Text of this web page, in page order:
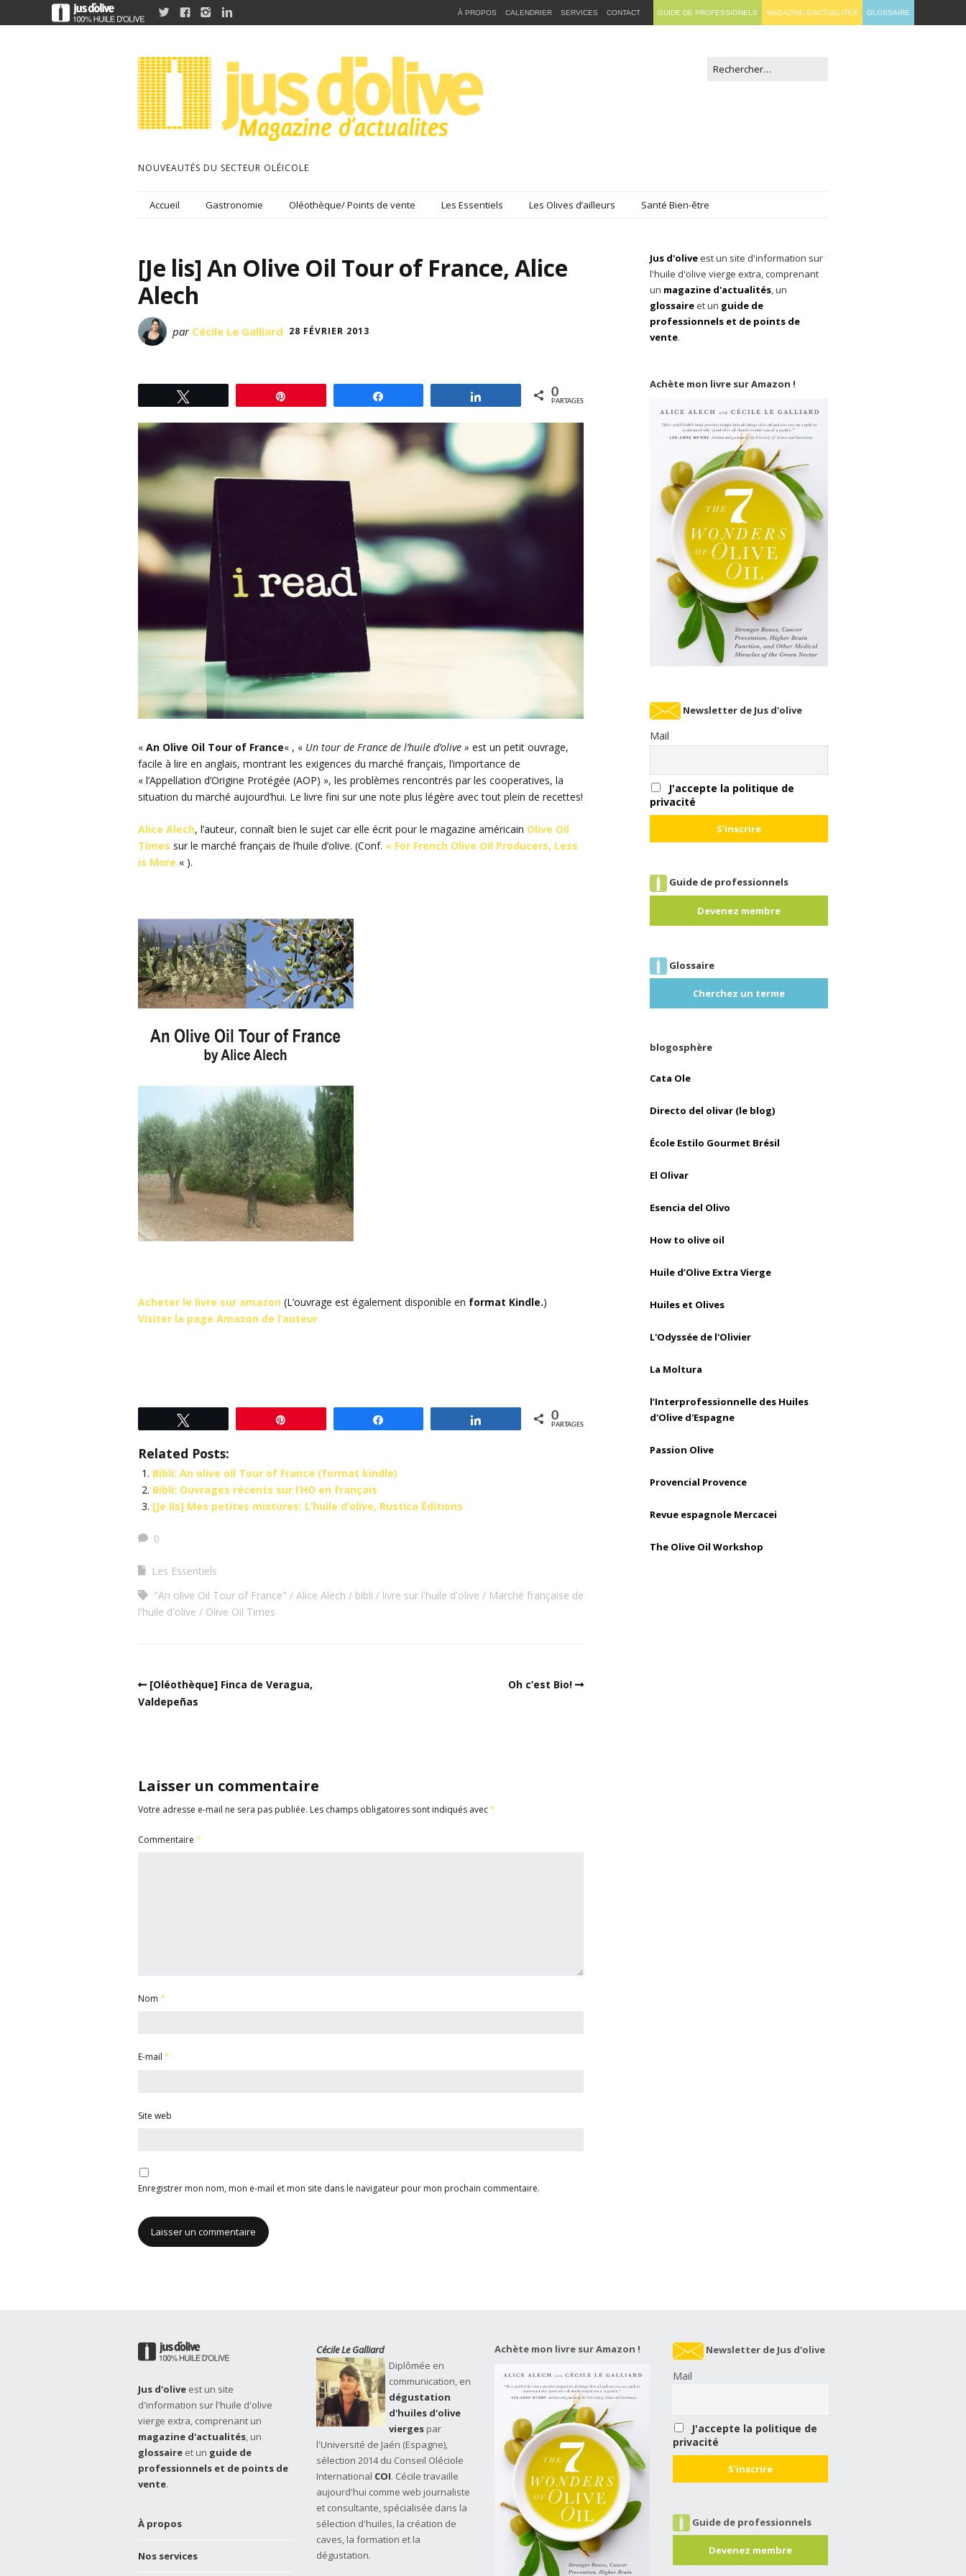
NOUVEAUTÉS DU SECTEUR OLÉICOLE
Accueil Gastronomie Oléothèque/ Points de vente Les Essentiels Les Olives d’ailleurs Santé Bien-être
[Je lis] An Olive Oil Tour of France, Alice
Alech
par Cécile Le Galliard 28 FÉVRIER 2013
0
PARTAGES
« An Olive Oil Tour of France« , « Un tour de France de l’huile d’olive » est un petit ouvrage,
facile à lire en anglais, montrant les exigences du marché français, l’importance de
« l’Appellation d’Origine Protégée (AOP) », les problèmes rencontrés par les cooperatives, la
situation du marché aujourd’hui. Le livre fini sur une note plus légère avec tout plein de recettes!
Alice Alech, l’auteur, connaît bien le sujet car elle écrit pour le magazine américain Olive Oil
Times sur le marché français de l’huile d’olive. (Conf. « For French Olive Oil Producers, Less
is More.« ).
Acheter le livre sur amazon (L’ouvrage est également disponible en format Kindle.)
Visiter la page Amazon de l’auteur
0
PARTAGES
Related Posts:
Bibli: An olive oil Tour of France (format kindle)
Bibli: Ouvrages récents sur l’HO en français
[Je lis] Mes petites mixtures: L’huile d’olive, Rustica Éditions
0
Les Essentiels
"An olive Oil Tour of France"
Alice Alech bibli livre sur l'huile d'olive
Marché française de
l'huile d'olive
Olive Oil Times
[Oléothèque] Finca de Veragua,
Valdepeñas
Oh c’est Bio!
Laisser un commentaire
Votre adresse e-mail ne sera pas publiée. Les champs obligatoires sont indiqués avec*
Commentaire *
Nom *
E-mail *
Site web
Enregistrer mon nom, mon e-mail et mon site dans le navigateur pour mon prochain commentaire.
Jus d'oliveest un site d'information sur
l'huile d'olive vierge extra, comprenant
un magazine d'actualités, un
glossaireet un guide de
professionnels et de points de
vente.
Achète mon livre sur Amazon !
Newsletter de Jus d'olive
Mail
J'accepte la politique de
privacité
Guide de professionnels
Devenez membre
Glossaire
Cherchez un terme
blogosphère
Cata Ole
Directo del olivar (le blog)
École Estilo Gourmet Brésil
El Olivar
Esencia del Olivo
How to olive oil
Huile d’Olive Extra Vierge
Huiles et Olives
L'Odyssée de l'Olivier
La Moltura
l’Interprofessionnelle des Huiles
d'Olive d'Espagne
Passion Olive
Provencial Provence
Revue espagnole Mercacei
The Olive Oil Workshop
Jus d'olive est un site
d'information sur l'huile d'olive
vierge extra, comprenant un
magazine d'actualités, un
glossaire et un guide de
professionnels et de points de
vente.
À propos
Nos services
Cécile Le Galliard
Diplômée en
communication, en
dégustation
d'huiles d'olive
vierges par
l'Université de Jaén (Espagne),
sélection 2014 du Conseil Oléciole
International COI. Cécile travaille
aujourd'hui comme web journaliste
et consultante, spécialisée dans la
sélection d'huiles, la création de
caves, la formation et la
dégustation.
Achète mon livre sur Amazon ! Newsletter de Jus d'olive
Mail
J'accepte la politique de
privacité
Guide de professionnels
Devenez membre
    GUIDE DE PROFESSIONELS MAGAZINE D'ACTUALITES GLOSSAIRE
À PROPOS CALENDRIER SERVICES CONTACT